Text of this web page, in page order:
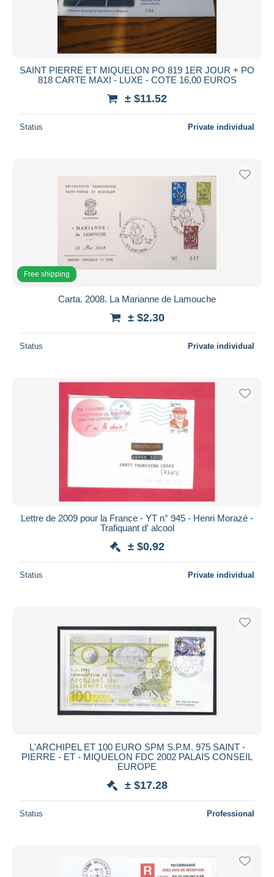
SAINT PIERRE ET MIQUELON PO 819 1ER JOUR + PO
818 CARTE MAXI - LUXE - COTE 16,00 EUROS
± $11.52
Status Private individual
Free shipping
Carta. 2008. La Marianne de Lamouche
± $2.30
Status Private individual
Lettre de 2009 pour la France - YT n° 945 - Henri Morazé -
Trafiquant d' alcool
± $0.92
Status Private individual
L'ARCHIPEL ET 100 EURO SPM S.P.M. 975 SAINT -
PIERRE - ET - MIQUELON FDC 2002 PALAIS CONSEIL
EUROPE
± $17.28
Status Professional